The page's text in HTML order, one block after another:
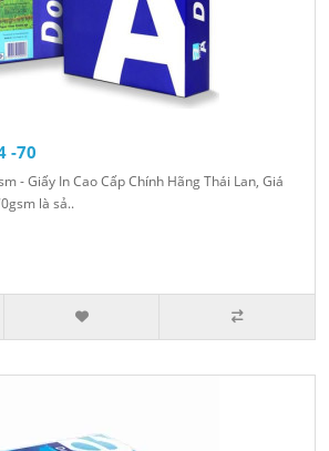
-70
- Giấy In Cao Cấp Chính Hãng Thái Lan, Giá
là sả..